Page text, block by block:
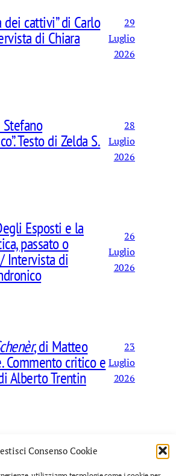
Consenso Cookie
dei cattivi” di Carlo
di Chiara
29
Luglio
2026
Stefano
Testo di Zelda S.
28
Luglio
2026
Esposti e la
passato o
Intervista di
26
Luglio
2026
, di Matteo
Commento critico e
Alberto Trentin
23
Luglio
2026